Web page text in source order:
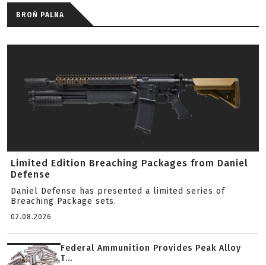
BROŃ PALNA
Limited Edition Breaching Packages from Daniel
Defense
Daniel Defense has presented a limited series of
Breaching Package sets.
02.08.2026
Federal Ammunition Provides Peak Alloy
T...